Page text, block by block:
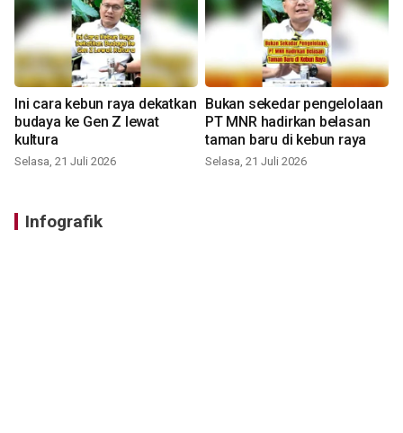
Ini cara kebun raya dekatkan
budaya ke Gen Z lewat
kultura
Selasa, 21 Juli 2026
Bukan sekedar pengelolaan
PT MNR hadirkan belasan
taman baru di kebun raya
Selasa, 21 Juli 2026
Infografik